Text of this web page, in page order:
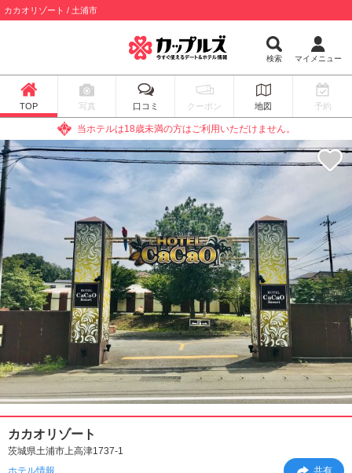
カカオリゾート / 土浦市
検索 マイメニュー
TOP 写真 口コミ クーポン 地図 予約
当ホテルは18歳未満の方はご利用いただけません。
カカオリゾート
茨城県土浦市上高津1737-1
ホテル情報
共有